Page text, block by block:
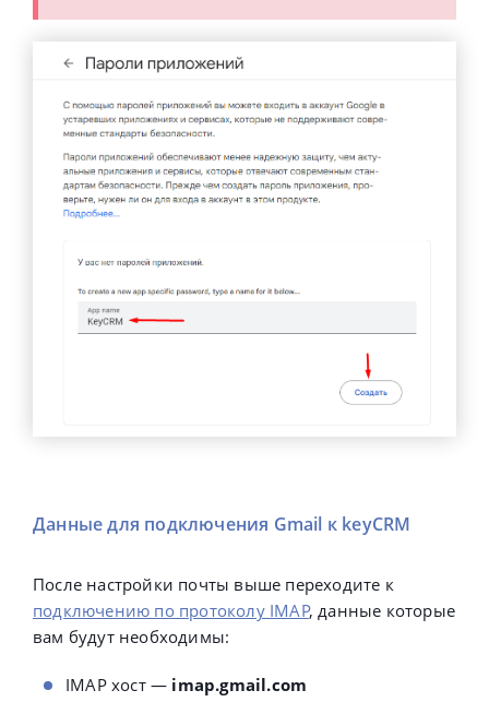
Данные для подключения Gmail к keyCRM
После настройки почты выше переходите к
подключению по протоколу IMAP, данные которые
вам будут необходимы:
IMAP хост — imap.gmail.com